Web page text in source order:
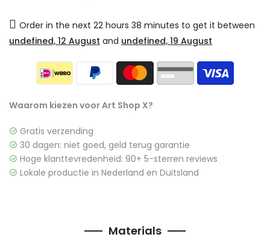
Order in the next 22 hours 38 minutes to get it between
undefined, 12 August and undefined, 19 August
Waarom kiezen voor Art Shop X?
Gratis verzending
30 dagen: niet goed, geld terug garantie
Hoge klanttevredenheid: 90+ 5-sterren reviews
Lokale productie in Nederland en Duitsland
Materials